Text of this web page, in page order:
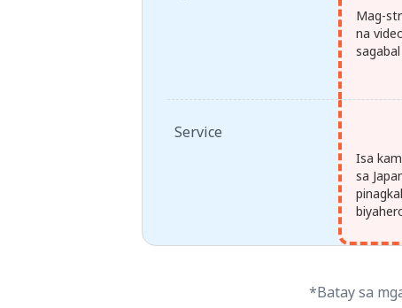
Mag-
na
Service
Isa
sa
*Batay sa